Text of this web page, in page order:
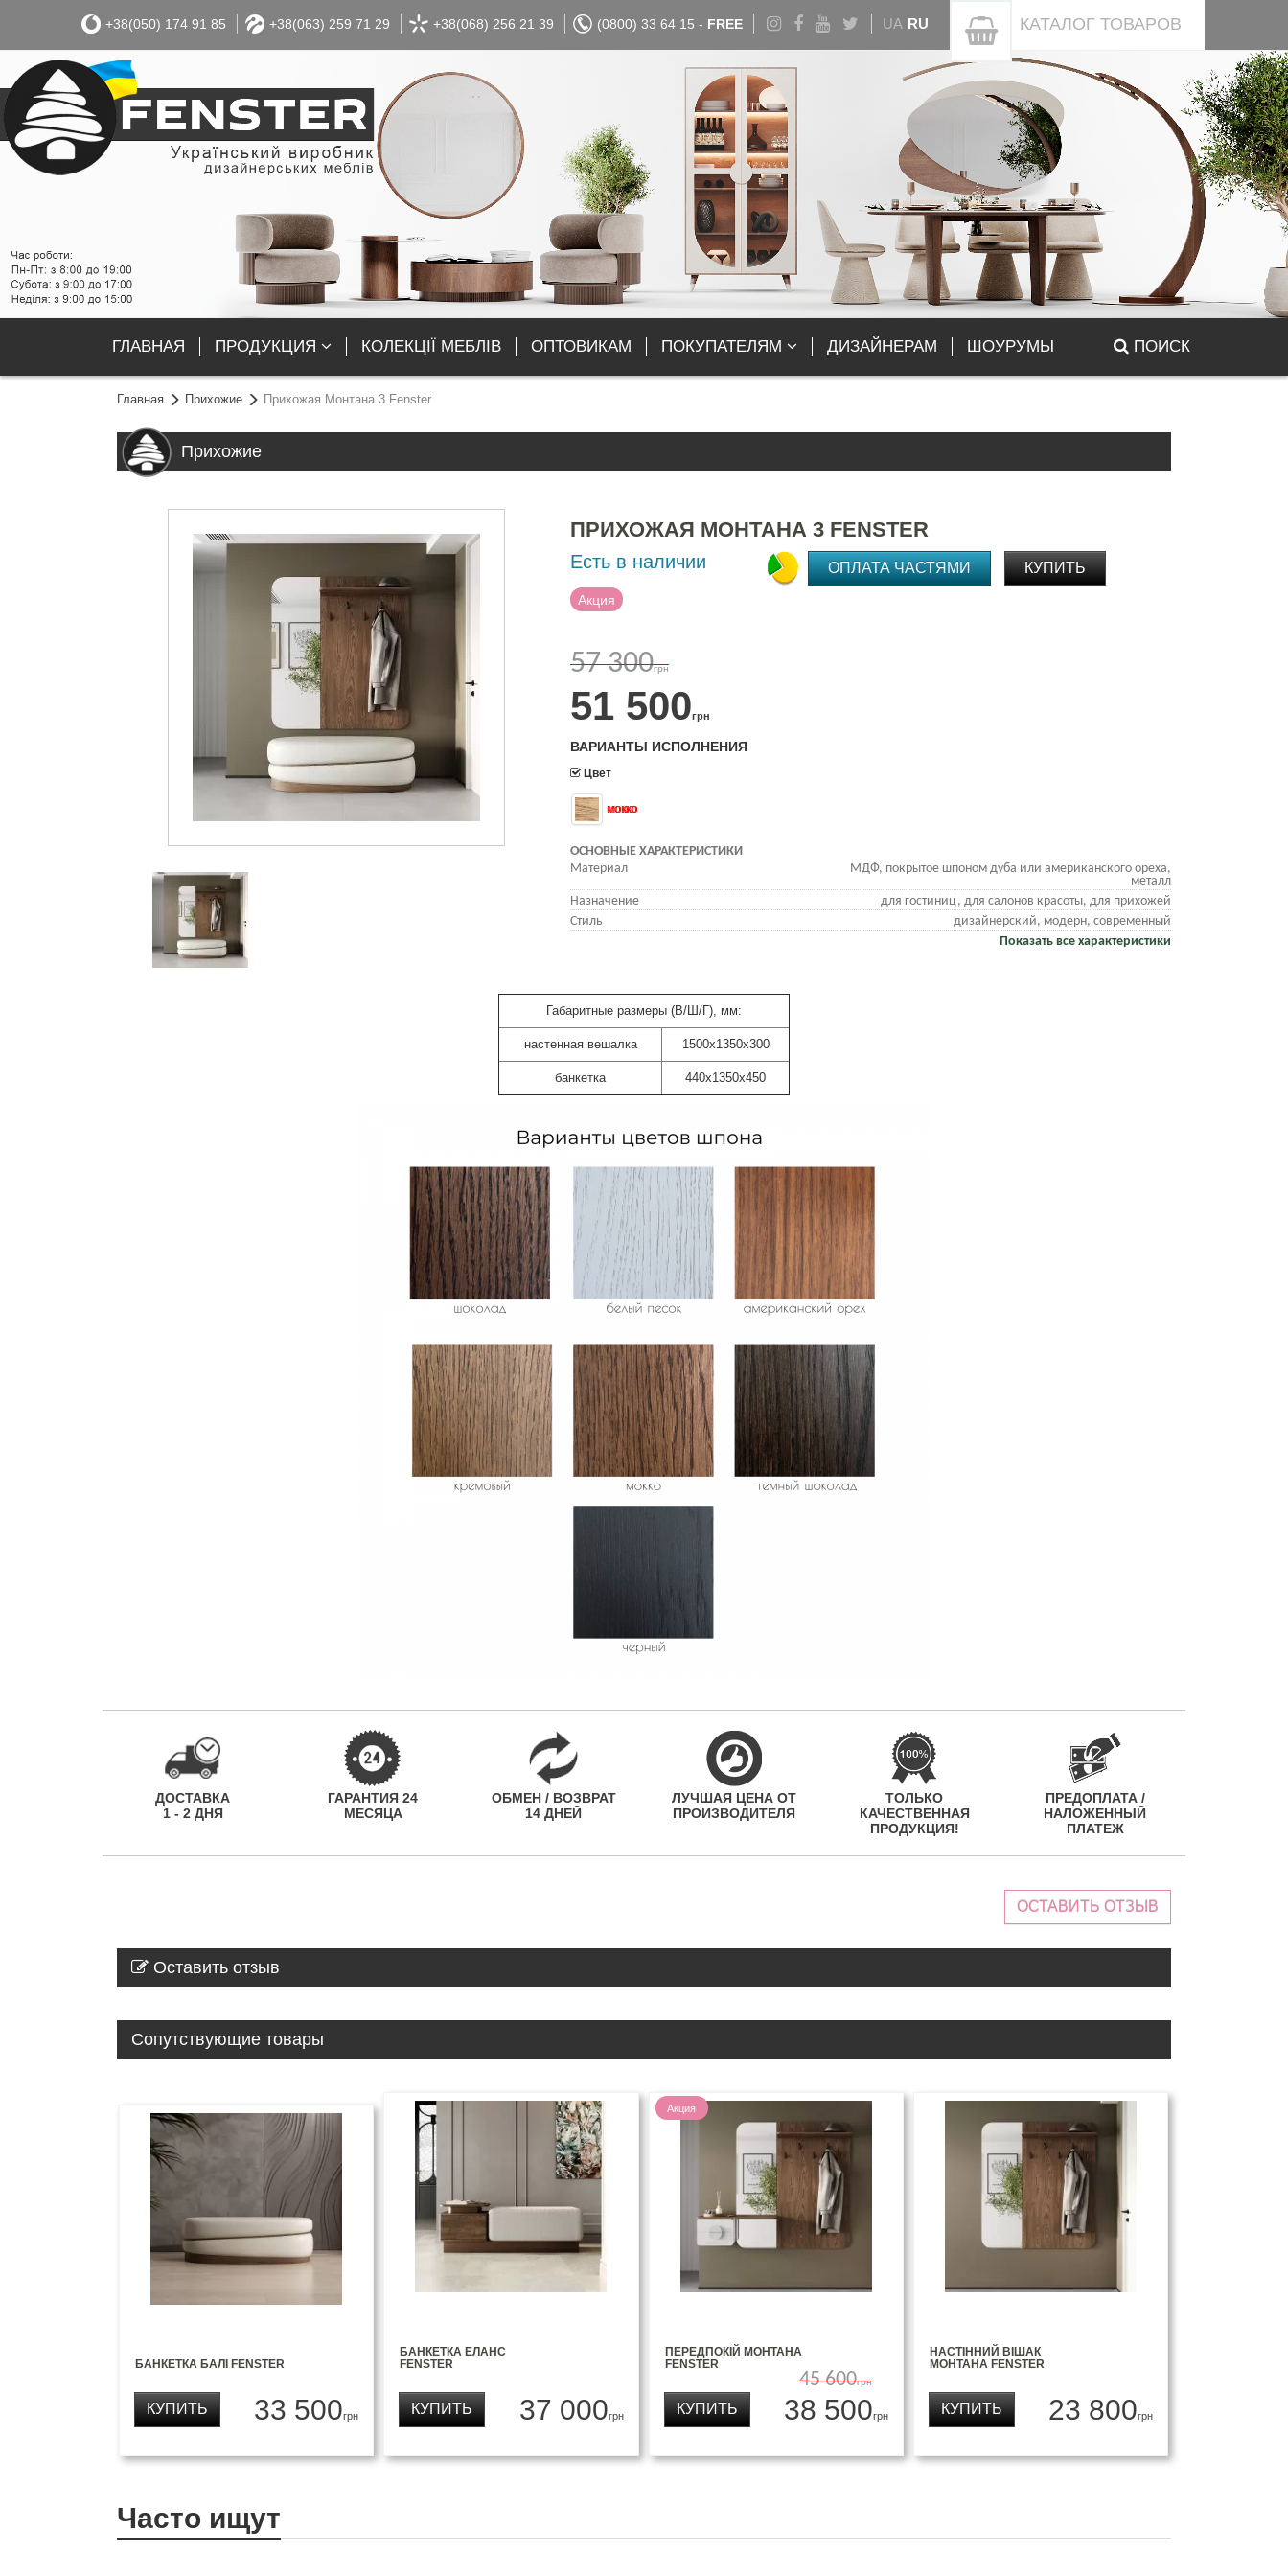
+38(050) 174 91 85 +38(063) 259 71 29 +38(068) 256 21 39 (0800) 33 64 15 - FREE UA RU КАТАЛОГ ТОВАРОВ
ГЛАВНАЯ ПРОДУКЦИЯ КОЛЕКЦІЇ МЕБЛІВ ОПТОВИКАМ ПОКУПАТЕЛЯМ ДИЗАЙНЕРАМ ШОУРУМЫ ПОИСК
Главная Прихожие Прихожая Монтана 3 Fenster
Прихожие
ПРИХОЖАЯ МОНТАНА 3 FENSTER
Есть в наличии
Акция
57 300грн
51 500грн
ОПЛАТА ЧАСТЯМИ КУПИТЬ
ВАРИАНТЫ ИСПОЛНЕНИЯ
Цвет
мокко
ОСНОВНЫЕ ХАРАКТЕРИСТИКИ
Материал
МДФ, покрытое шпоном дуба или американского ореха,
металл
Назначение
для гостиниц, для салонов красоты, для прихожей
Стиль
дизайнерский, модерн, современный
Показать все характеристики
Габаритные размеры (В/Ш/Г), мм:
настенная вешалка 1500х1350х300
банкетка 440х1350х450
ДОСТАВКА
1 - 2 ДНЯ
ГАРАНТИЯ 24
МЕСЯЦА
ОБМЕН / ВОЗВРАТ
14 ДНЕЙ
ЛУЧШАЯ ЦЕНА ОТ
ПРОИЗВОДИТЕЛЯ
ТОЛЬКО
КАЧЕСТВЕННАЯ
ПРОДУКЦИЯ!
ПРЕДОПЛАТА /
НАЛОЖЕННЫЙ
ПЛАТЕЖ
ОСТАВИТЬ ОТЗЫВ
Оставить отзыв
Сопутствующие товары
БАНКЕТКА БАЛІ FENSTER
33 500грн
КУПИТЬ
БАНКЕТКА ЕЛАНС
FENSTER
37 000грн
КУПИТЬ
Акция
ПЕРЕДПОКІЙ МОНТАНА
FENSTER
45 600грн
38 500грн
КУПИТЬ
НАСТІННИЙ ВІШАК
МОНТАНА FENSTER
23 800грн
КУПИТЬ
Часто ищут